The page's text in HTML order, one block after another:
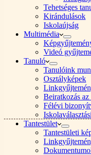
Tehetséges
Kirándulások
Iskolaújság
Multimédia
Videó
Tanuló
Tanulóink
Osztályképek
Beiratkozás az
Félévi
Tantestület
Tantestületi